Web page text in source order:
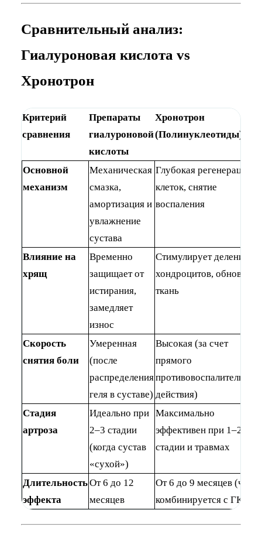
Сравнительный анализ:
Гиалуроновая кислота vs
Хронотрон
Критерий
сравнения
Препараты
гиалуроновой
кислоты
Хронотрон
(Полинуклеотиды)
Основной
механизм
Механическая
смазка,
амортизация и
увлажнение
сустава
Глубокая регенерация
клеток, снятие
воспаления
Влияние на
хрящ
Временно
защищает от
истирания,
замедляет
износ
Стимулирует деление
хондроцитов, обновляет
ткань
Скорость
снятия боли
Умеренная
(после
распределения
геля в суставе)
Высокая (за счет
прямого
действия)
Стадия
артроза
Идеально при
2–3 стадии
(когда сустав
«сухой»)
Максимально
эффективен при 1–2
стадии и травмах
Длительность
эффекта
От 6 до 12
месяцев
От 6 до 9 месяцев (часто
комбинируется с ГК)